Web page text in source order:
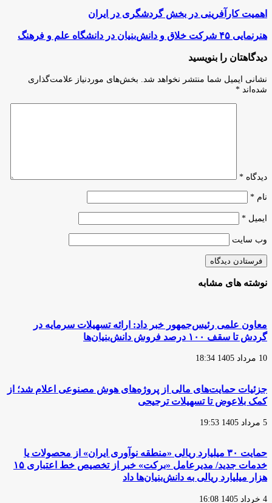
اهمیت
در
بخش
گردشگری
در
ایران
اهمیت کارآفرینی در بخش گردشگری در ایران
هنرنمایی
شرکت
دانش‌بنیان
هنرنمایی ۴۵ شرکت خلاق و دانش‌بنیان در دانشگاه علم و فرهنگ
دیدگاهتان را بنویسید
نشانی ایمیل شما منتشر نخواهد شد.
بخش‌های موردنیاز علامت‌گذاری
شده‌اند *
دیدگاه *
نام *
ایمیل *
وب‌ سایت
نوشته های مشابه
معاون علمی رئیس‌جمهور خبر داد: ارائه تسهیلات سرمایه در
گردش تا سقف ۱۰۰ درصد فروش دانش‌بنیان‌ها
10 مرداد 1405 18:34
جزئیات حمایت‌های مالی از پروژه‌های هوش مصنوعی اعلام شد؛ از
کمک بلاعوض تا تسهیلات ترجیحی
5 مرداد 1405 19:53
حمایت ۳۰ میلیارد ریالی «منطقه نوآوری ایران» از محصولات یا
خدمات جدید/ مدیرعامل «برکت» خبر از تخصیص خط اعتباری ۱۵
هزار میلیارد ریالی به دانش‌بنیان‌ها داد
4 خرداد 1405 16:08